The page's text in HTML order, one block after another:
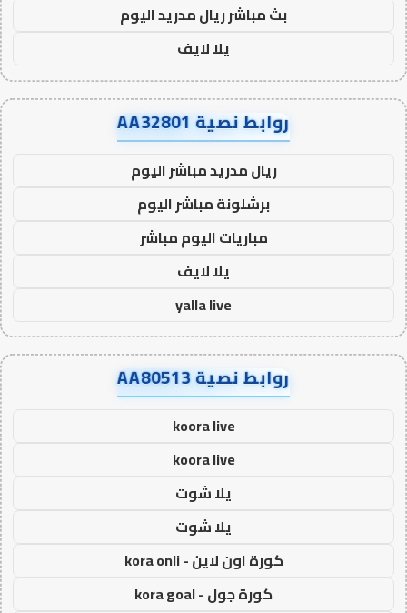
بث مباشر ريال مدريد اليوم
يلا لايف
روابط نصية AA32801
ريال مدريد مباشر اليوم
برشلونة مباشر اليوم
مباريات اليوم مباشر
يلا لايف
yalla live
روابط نصية AA80513
koora live
koora live
يلا شوت
يلا شوت
كورة اون لاين - kora onli
كورة جول - kora goal